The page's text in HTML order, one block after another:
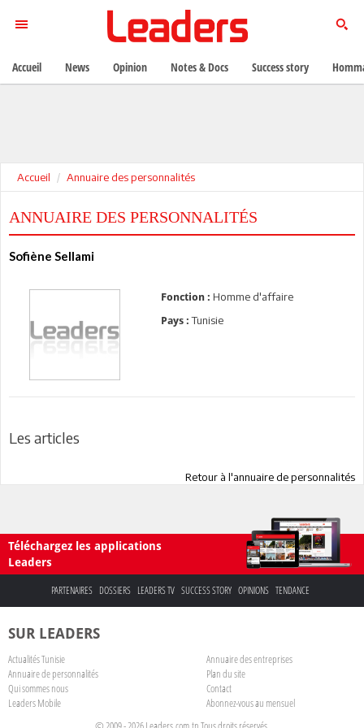
Accueil Annuaire des personnalités
ANNUAIRE DES PERSONNALITÉS
Sofiène Sellami
Fonction : Homme d'affaire
Pays : Tunisie
Les articles
Retour à l'annuaire de personnalités
Téléchargez les applications
Leaders
PARTENAIRES DOSSIERS LEADERS TV SUCCESS STORY OPINIONS TENDANCE
SUR LEADERS
Actualités Tunisie
Annuaire des entreprises
Annuaire de personnalités
Plan du site
Qui sommes nous
Contact
Leaders Mobile
Abonnez-vous au mensuel
Accueil News Opinion Notes & Docs Success story